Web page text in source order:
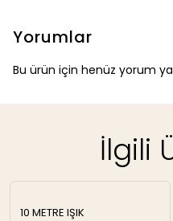
Yorumlar
Bu ürün için henüz yorum
İlgili
10 METRE IŞIK